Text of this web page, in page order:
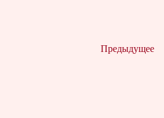
Предыдущее